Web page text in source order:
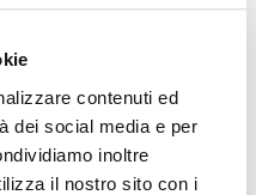
contenuti ed
dei social media e per
inoltre
il nostro sito con i